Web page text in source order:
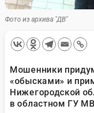
Фото из архива "ДВ"
Мошенники
«обысками» и
Нижегородской
в областном ГУ